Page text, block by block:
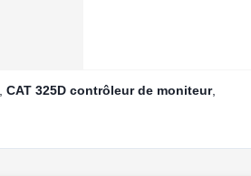
CAT 325D contrôleur de moniteur,